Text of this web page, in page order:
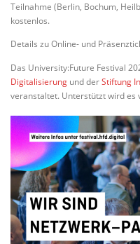
Teilnahme (Berlin, Bochum,
kostenlos.
Details zu Online- und
Das University:Future Festival
Digitalisierung und derStiftung
veranstaltet. Unterstützt wird es